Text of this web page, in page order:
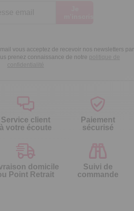
vous acceptez de recevoir nos newsletters par
prenez connaissance de notre politique de
confidentialité
Service client
à votre écoute
Paiement
sécurisé
domicile
Point Retrait
Suivi de
commande